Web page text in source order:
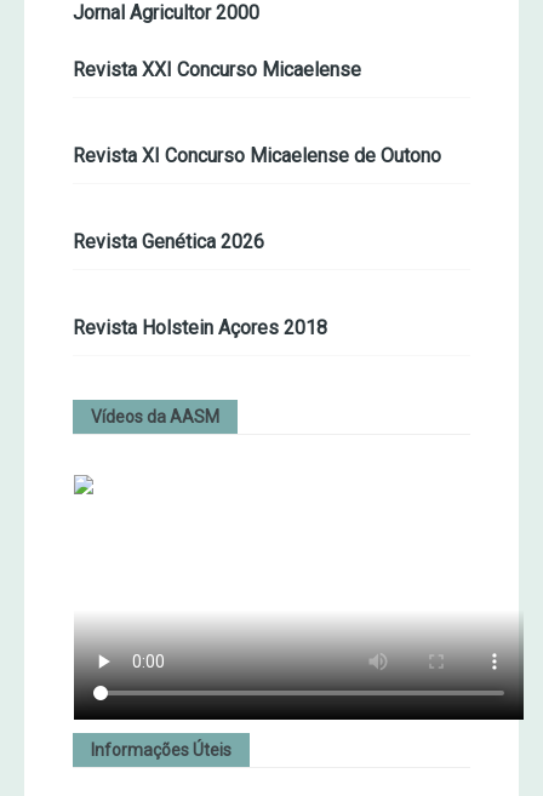
Jornal Agricultor 2000
Revista XXI Concurso Micaelense
Revista XI Concurso Micaelense de Outono
Revista Genética 2026
Revista Holstein Açores 2018
Vídeos da AASM
Informações Úteis